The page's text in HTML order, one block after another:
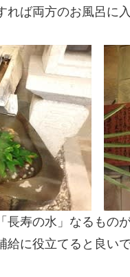
れば両方のお風呂に
長寿の水」なるもの
に役立てると良いで